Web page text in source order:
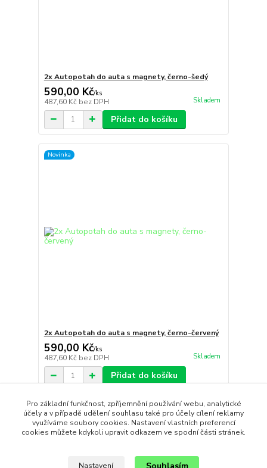
2x Autopotah do auta s magnety, černo-šedý
590,00 Kč/ks
487,60 Kč bez DPH Skladem
Přidat do košíku
Novinka
2x Autopotah do auta s magnety, černo-červený
590,00 Kč/ks
487,60 Kč bez DPH Skladem
Přidat do košíku
strana z 1
Pro základní funkčnost, zpříjemnění používání webu, analytické
účely a v případě udělení souhlasu také pro účely cílení reklamy
využíváme soubory cookies. Nastavení vlastních preferencí
cookies můžete kdykoli upravit odkazem ve spodní části stránek.
Nastavení